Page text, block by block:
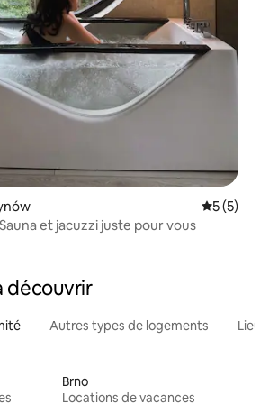
5 (5)
et jacuzzi juste pour vous
découvrir
Autres types de logements
Brno
Locations de vacances